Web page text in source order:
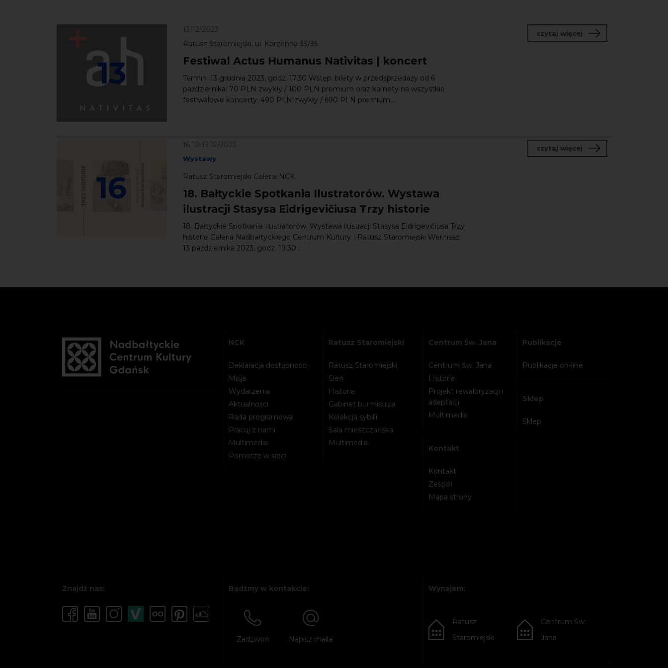
13
13/12/2023
Ratusz Staromiejski, ul. Korzenna 33/35
Festiwal Actus Humanus Nativitas | koncert
Termin: 13 grudnia 2023, godz. 17.30 Wstęp: bilety w przedsprzedaży od 6
października: 70 PLN zwykły / 100 PLN premium oraz karnety na wszystkie
festiwalowe koncerty: 490 PLN zwykły / 690 PLN premium...
czytaj więcejo Festiwal Actus
16
16.10-13.12/2023
Wystawy
Ratusz Staromiejski Galeria NCK
18. Bałtyckie Spotkania Ilustratorów. Wystawa
ilustracji Stasysa Eidrigevičiusa Trzy historie
18. Bałtyckie Spotkania Ilustratorów. Wystawa ilustracji Stasysa Eidrigevičiusa Trzy
historie Galeria Nadbałtyckiego Centrum Kultury | Ratusz Staromiejski Wernisaż:
13 października 2023, godz. 19.30...
czytaj więcejo 18. Bałtyckie
NCK
Deklaracja dostępności
Misja
Wydarzenia
Aktualności
Rada programowa
Pracuj z nami
Multimedia
Pomorze w sieci
Ratusz Staromiejski
Ratusz Staromiejski
Sień
Historia
Gabinet burmistrza
Kolekcja sybilli
Sala mieszczańska
Multimedia
Centrum Św. Jana
Centrum Św. Jana
Historia
Projekt rewaloryzacji i
adaptacji
Multimedia
Kontakt
Kontakt
Zespół
Mapa strony
Publikacje
Publikacje on-line
Sklep
Sklep
Znajdź nas: Bądźmy w kontakcie:
Zadzwoń Napisz maila
Wynajem:
Ratusz
Staromiejski
Centrum Św.
Jana